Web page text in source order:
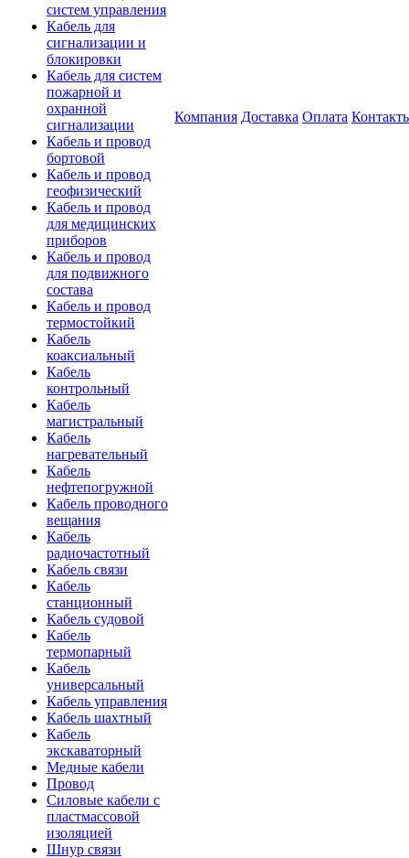
систем управления
Кабель для
сигнализации и
блокировки
Кабель для систем
пожарной и
охранной
сигнализации
Кабель и провод
бортовой
Кабель и провод
геофизический
Кабель и провод
для медицинских
приборов
Кабель и провод
для подвижного
состава
Кабель и провод
термостойкий
Кабель
коаксиальный
Кабель
контрольный
Кабель
магистральный
Кабель
нагревательный
Кабель
нефтепогружной
Кабель проводного
вещания
Кабель
радиочастотный
Кабель связи
Кабель
станционный
Кабель судовой
Кабель
термопарный
Кабель
универсальный
Кабель управления
Кабель шахтный
Кабель
экскаваторный
Медные кабели
Провод
Силовые кабели с
пластмассовой
изоляцией
Шнур связи
Компания Доставка Оплата